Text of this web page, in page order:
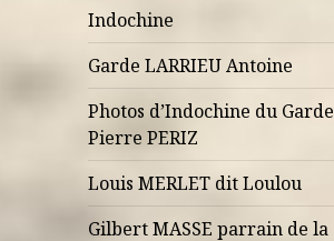
Indochine
Garde LARRIEU Antoine
Photos d’Indochine du Garde
Pierre PERIZ
Louis MERLET dit Loulou
Gilbert MASSE parrain de la